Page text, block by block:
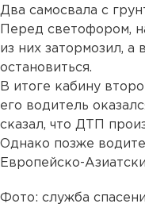
Два самосвала с
Перед светофором,
из них затормозил, а
остановиться.
В итоге кабину
его водитель
сказал, что ДТП
Однако позже
Европейско-
Фото: служба